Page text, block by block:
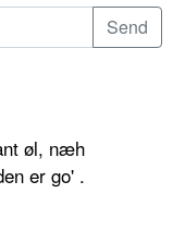
øl, næh
er go' .